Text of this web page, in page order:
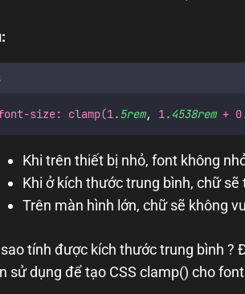
size: clamp(1.5rem, 1.4538rem + 0
Khi trên thiết bị nhỏ, font không
Khi ở kích thước trung bình, chữ
Trên màn hình lớn, chữ sẽ không
tính được kích thước trung bình ?
sử dụng để tạo CSS clamp() cho